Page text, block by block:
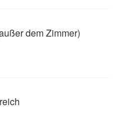
dem Zimmer)